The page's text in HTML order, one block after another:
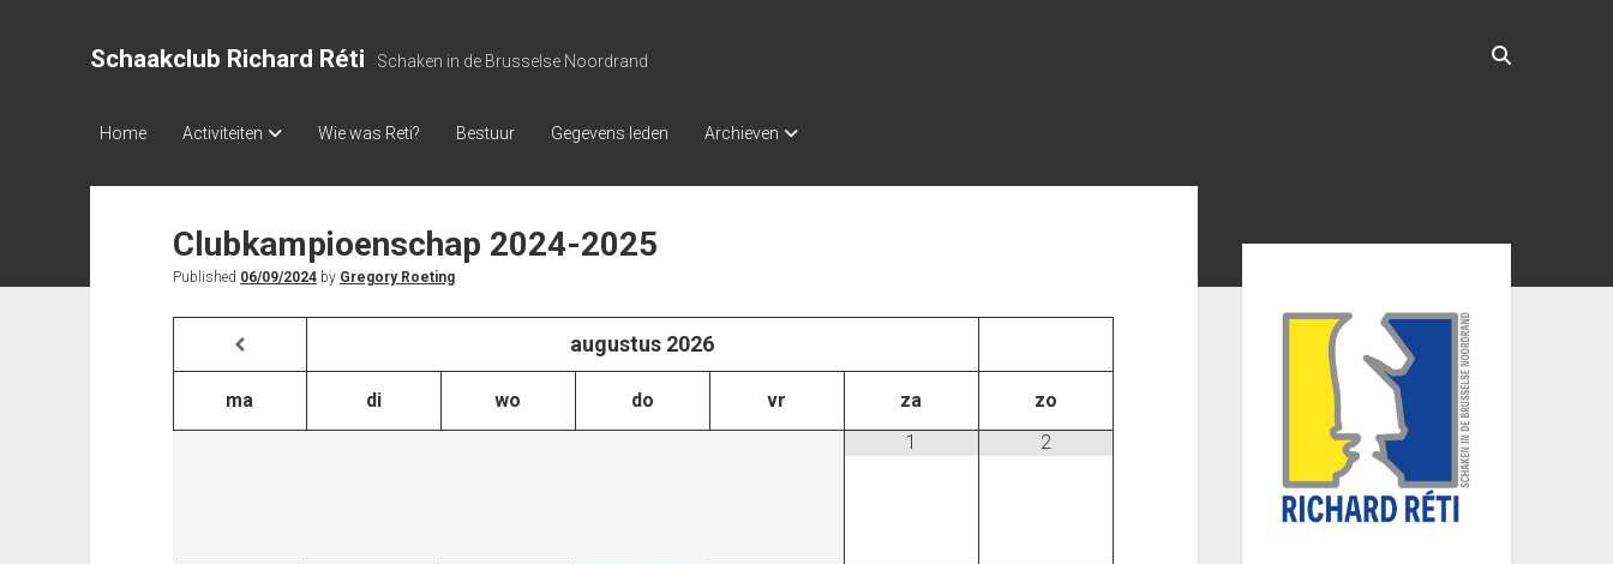
Schaakclub Richard Réti Schaken in de Brusselse Noordrand
Home Activiteiten Wie was Reti? Bestuur Gegevens leden Archieven
Clubkampioenschap 2024-2025
Published 06/09/2024by Gregory Roeting
augustus 2026
ma di wo do vr za
zo
1
2